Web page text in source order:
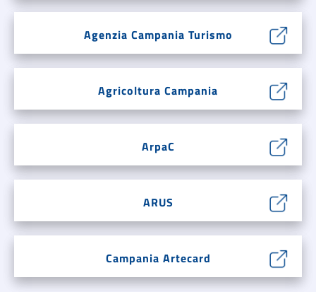
Agenzia Campania Turismo
Agricoltura Campania
ArpaC
ARUS
Campania Artecard